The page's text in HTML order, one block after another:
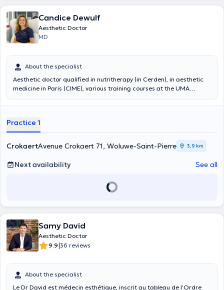
Candice Dewulf
Aesthetic Doctor
MD
About the specialist
Aesthetic doctor qualified in nutritherapy (in Cerden), in aesthetic
medicine in Paris (CIME), various training courses at the UMA
Practice 1
CrokaertAvenue Crokaert 71, Woluwe-Saint-Pierre 3,9 km
Next availability See all
Samy David
Aesthetic Doctor
9.9|36 reviews
About the specialist
Le Dr David est médecin esthétique, inscrit au tableau de l’Ordre